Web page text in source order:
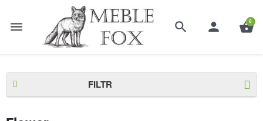
menu search person shopping_basket
0
Strona główna Kolekcje Flower
FILTR